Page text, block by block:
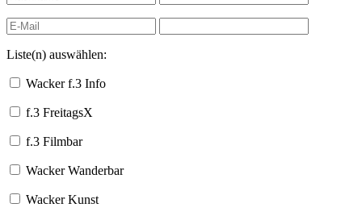
Liste(n) auswählen:
Wacker f.3 Info
f.3 FreitagsX
f.3 Filmbar
Wacker Wanderbar
Wacker Kunst